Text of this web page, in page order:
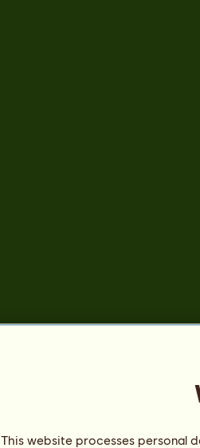
This website processes personal